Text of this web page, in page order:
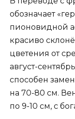
обозначает
пионовидной
красиво
цветения от
август-
способен
на 70-80 см.
по 9-10 см, с